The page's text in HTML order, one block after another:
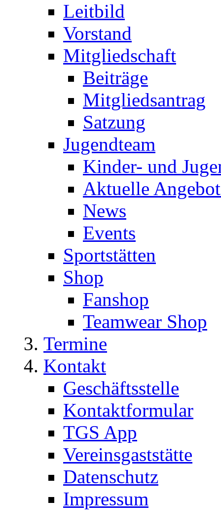
Leitbild
Vorstand
Mitgliedschaft
Beiträge
Mitgliedsantrag
Satzung
Jugendteam
Kinder- und
Aktuelle
News
Events
Sportstätten
Shop
Fanshop
Teamwear Shop
Termine
Kontakt
Geschäftsstelle
Kontaktformular
TGS App
Vereinsgaststätte
Datenschutz
Impressum